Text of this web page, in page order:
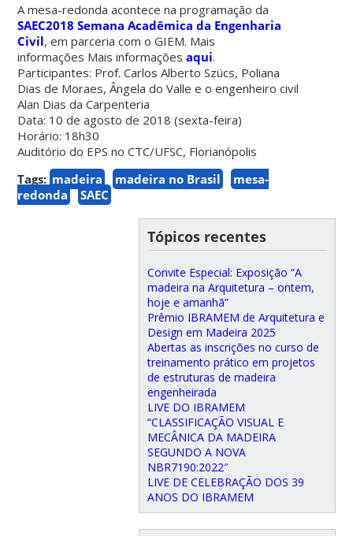
A mesa-redonda acontece na programação da
SAEC2018 Semana Acadêmica da Engenharia
Civil, em parceria com o GIEM. Mais
informações Mais informaçõesaqui.
Participantes: Prof. Carlos Alberto Szücs, Poliana
Dias de Moraes, Ângela do Valle e o engenheiro civil
Alan Dias da Carpenteria
Data: 10 de agosto de 2018 (sexta-feira)
Horário: 18h30
Auditório do EPS no CTC/UFSC, Florianópolis
Tags: madeira madeira no Brasil
mesa-
redonda
SAEC
Tópicos recentes
Convite Especial: Exposição “A
madeira na Arquitetura – ontem,
hoje e amanhã”
Prêmio IBRAMEM de Arquitetura e
Design em Madeira 2025
Abertas as inscrições no curso de
treinamento prático em projetos
de estruturas de madeira
engenheirada
LIVE DO IBRAMEM
“CLASSIFICAÇÃO VISUAL E
MECÂNICA DA MADEIRA
SEGUNDO A NOVA
NBR7190:2022″
LIVE DE CELEBRAÇÃO DOS 39
ANOS DO IBRAMEM